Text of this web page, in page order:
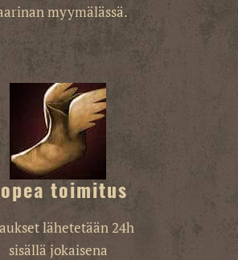
myymälässä.
toimitus
lähetetään 24h
sisällä jokaisena